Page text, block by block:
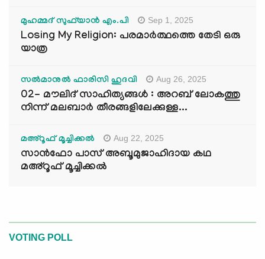
മുഹമ്മദ് സുഫ്‌യാൻ എം.പി Sep 1, 2025
Losing My Religion: പരമാർത്ഥത്തെ തേടി ഒരു
യാത്ര
സൽമാനുൽ ഫാരിസി ഹുദവി Aug 26, 2025
02- മൗലിദ് സാഹിത്യങ്ങൾ : അറബ് ലോകത്തു
നിന്ന് മലബാർ തീരങ്ങളിലേക്കുള്ള...
മഅ്റൂഫ് മൂച്ചിക്കല്‍ Aug 22, 2025
സാൻഫോ പാസ് അബൂമുജാഹിദായ കഥ
മഅ്റൂഫ് മൂച്ചിക്കല്‍
VOTING POLL